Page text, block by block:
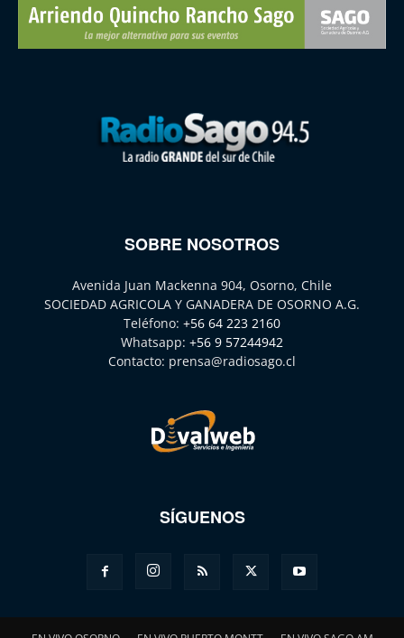
SOBRE NOSOTROS
Avenida Juan Mackenna 904, Osorno, Chile
SOCIEDAD AGRICOLA Y GANADERA DE OSORNO A.G.
Teléfono: +56 64 223 2160
Whatsapp: +56 9 57244942
Contacto: prensa@radiosago.cl
SÍGUENOS